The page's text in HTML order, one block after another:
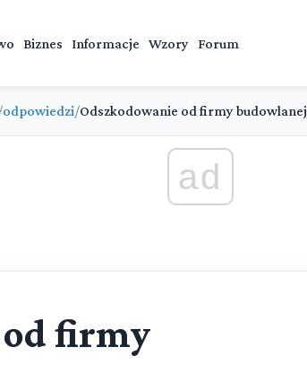
Biznes Informacje Wzory Forum
odpowiedzi/Odszkodowanie od firmy budowlanej
ad
firmy